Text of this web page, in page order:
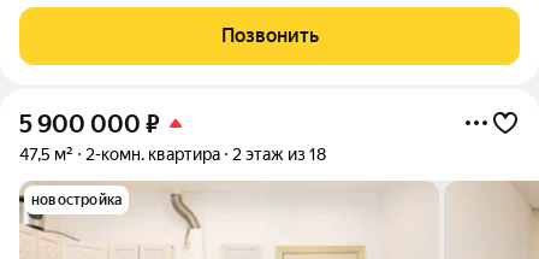
санузел. При продаже остается вся функциональная мебель,
что позволяет заселиться
Позвонить
5 900 000 ₽
47,5 м² 2-комн. квартира 2 этаж из 18
новостройка